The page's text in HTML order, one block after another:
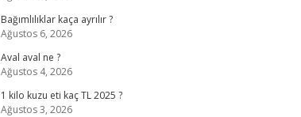
Bağımlılıklar kaça ayrılır ?
Ağustos 6, 2026
Aval aval ne ?
Ağustos 4, 2026
1 kilo kuzu eti kaç TL 2025 ?
Ağustos 3, 2026